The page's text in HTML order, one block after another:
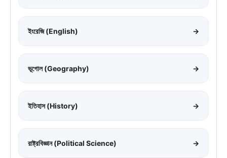
ইংরেজি (English) →
ভূগোল (Geography) →
ইতিহাস (History) →
রাষ্ট্রবিজ্ঞান (Political Science) →